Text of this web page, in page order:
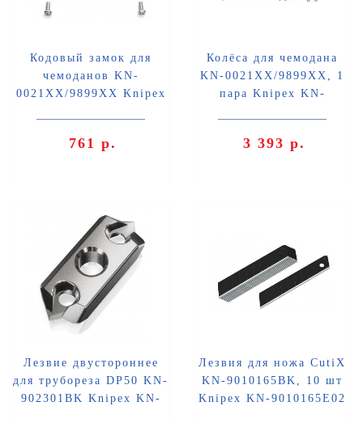
Кодовый замок для
чемоданов KN-
0021XX/9899XX Knipex
761 р.
Колёса для чемодана
KN-0021XX/9899XX, 1
пара Knipex KN-
3 393 р.
Лезвие двустороннее
для трубореза DP50 KN-
902301BK Knipex KN-
Лезвия для ножа CutiX
KN-9010165BK, 10 шт
Knipex KN-9010165E02